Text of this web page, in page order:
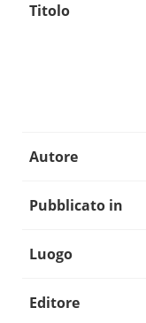
Titolo
Autore
Pubblicato in
Luogo
Editore